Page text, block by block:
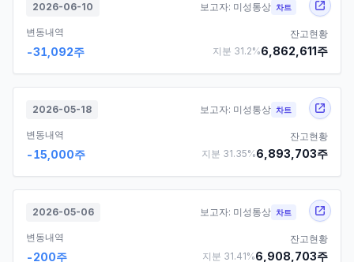
2026-06-10 보고자: 미성통상 차트
변동내역
-31,092주
잔고현황
지분 31.2%6,862,611주
2026-05-18 보고자: 미성통상 차트
변동내역
-15,000주
잔고현황
지분 31.35%6,893,703주
2026-05-06 보고자: 미성통상 차트
변동내역
-200주
잔고현황
지분 31.41%6,908,703주